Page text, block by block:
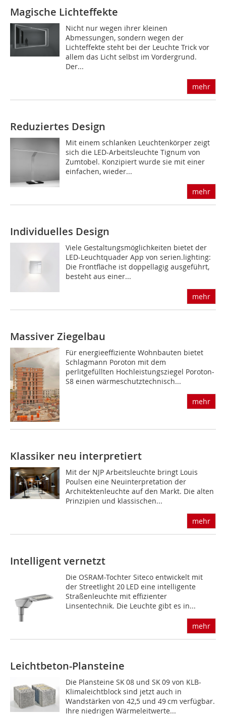
Magische Lichteffekte
Nicht nur wegen ihrer kleinen
Abmessungen, sondern wegen der
Lichteffekte steht bei der Leuchte Trick vor
allem das Licht selbst im Vordergrund.
Der...
mehr
Reduziertes Design
Mit einem schlanken Leuchtenkörper zeigt
sich die LED-Arbeitsleuchte Tignum von
Zumtobel. Konzipiert wurde sie mit einer
einfachen, wieder...
mehr
Individuelles Design
Viele Gestaltungsmöglichkeiten bietet der
LED-Leuchtquader App von serien.lighting:
Die Frontfläche ist doppellagig ausgeführt,
besteht aus einer...
mehr
Massiver Ziegelbau
Für energieeffiziente Wohnbauten bietet
Schlagmann Poroton mit dem
perlitgefüllten Hochleistungsziegel Poroton-
S8 einen wärmeschutztechnisch...
mehr
Klassiker neu interpretiert
Mit der NJP Arbeitsleuchte bringt Louis
Poulsen eine Neuinterpret­ation der
Architektenleuchte auf den Markt. Die alten
Prinzipien und klassischen...
mehr
Intelligent vernetzt
Die OSRAM-Tochter Siteco entwickelt mit
der Streetlight 20 LED eine intelligente
Straßenleuchte mit effizienter
Linsentechnik. Die Leuchte gibt es in...
mehr
Leichtbeton-Plansteine
Die Plansteine SK 08 und SK 09 von KLB-
Klimaleichtblock sind jetzt auch in
Wandstärken von 42,5 und 49 cm verfügbar.
Ihre niedrigen Wärmeleitwerte...